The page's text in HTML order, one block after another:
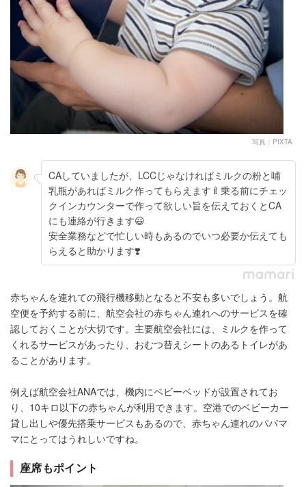
写真：PIXTA
CAしていましたが、LCCじゃなければミルクの粉と哺
乳瓶があればミルク作ってもらえます🍼乗る前にチェッ
クインカウンターで作って欲しい旨を伝えておくとCA
にも連絡が行きます😃
安全業務などで忙しい時もあるのでいつ必要か伝えても
らえると助かります❣️
赤ちゃんを連れての飛行機移動となると不安も多いでしょう。航
空便を予約する前に、航空会社の赤ちゃん連れへのサービスを確
認しておくことが大切です。主要航空会社には、ミルクを作って
くれるサービスがあったり、おむつ替えシートのあるトイレがあ
ることがあります。
例えば航空会社ANAでは、機内にベビーベッドが設置されてお
り、10キロ以下の赤ちゃんが利用できます。空港でのベビーカー
貸し出しや優先搭乗サービスもあるので、赤ちゃん連れのパパマ
マにとってはうれしいですね。
座席もポイント